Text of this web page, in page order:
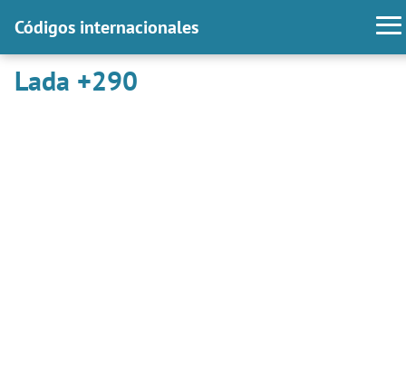
Códigos internacionales
Lada +290